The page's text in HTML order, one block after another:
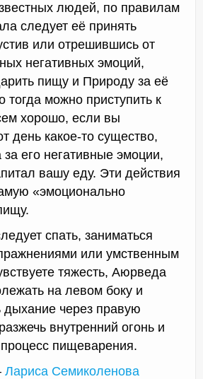
людей, по правилам
следует её принять
или отрешившись от
негативных эмоций,
пищу и Природу за её
тогда можно приступить к
хорошо, если вы
день какое-то существо,
за его негативные эмоции,
вашу еду. Эти действия
«эмоционально
спать, заниматься
или умственным
тяжесть, Аюрведа
на левом боку и
дыхание через правую
внутренний огонь и
пищеварения.
Лариса Семиколенова